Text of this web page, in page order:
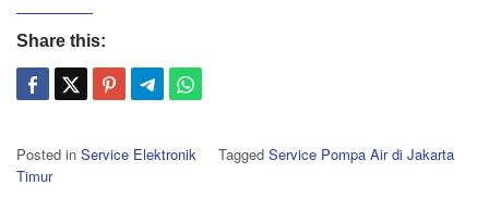
Share this:
Posted in Service Elektronik Tagged Service Pompa Air di Jakarta
Timur